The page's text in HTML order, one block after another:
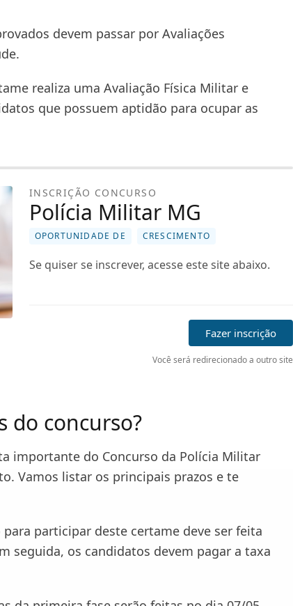
devem passar por Avaliações
realiza uma Avaliação Física Militar e
que possuem aptidão para ocupar as
INSCRIÇÃO CONCURSO
Polícia Militar MG
OPORTUNIDADE DE CRESCIMENTO
Se quiser se inscrever, acesse este site abaixo.
Fazer inscrição
Você será redirecionado a outro site
do concurso?
importante do Concurso da Polícia Militar
Vamos listar os principais prazos e te
participar deste certame deve ser feita
seguida, os candidatos devem pagar a taxa